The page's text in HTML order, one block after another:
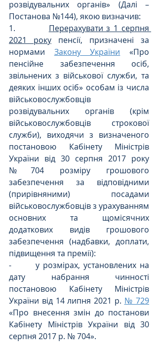
розвідувальних органів» (Далі –
Постанова №144), якою визначив:
1. Перерахувати з 1 серпня
2021 року пенсії, призначені за
нормами Закону України «Про
пенсійне забезпечення осіб,
звільнених з військової служби, та
деяких інших осіб» особам із числа
військовослужбовців
розвідувальних органів (крім
військовослужбовців строкової
служби), виходячи з визначеного
постановою Кабінету Міністрів
України від 30 серпня 2017 року
№704 розміру грошового
забезпечення за відповідними
(прирівняними) посадами
військовослужбовців з урахуванням
основних та щомісячних
додаткових видів грошового
забезпечення (надбавки, доплати,
підвищення та премії):
-       у розмірах, установлених на
дату набрання чинності
постановою Кабінету Міністрів
України від 14 липня 2021 р. № 729
«Про внесення змін до постанови
Кабінету Міністрів України від 30
серпня 2017 р. № 704».